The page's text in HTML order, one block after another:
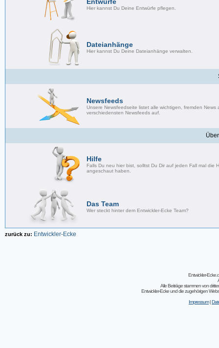
Hier kannst Du Deine Entwürfe pflegen.
Dateianhänge
Hier kannst Du Deine Dateianhänge verwalten.
Newsfeeds
Unsere Newsfeedseite listet alle wichtigen, fremden News
verschiedensten Newsfeeds auf.
Hilfe
Falls Du neu hier bist, solltst Du Dir auf jeden Fall mal die
angeschaut haben.
Das Team
Wer steckt hinter dem Entwickler-Ecke Team?
zurück zu: Entwickler-Ecke
Entwickler-
Alle Beiträge stammen von
Entwickler-Ecke und die zugehörigen
Impressum|